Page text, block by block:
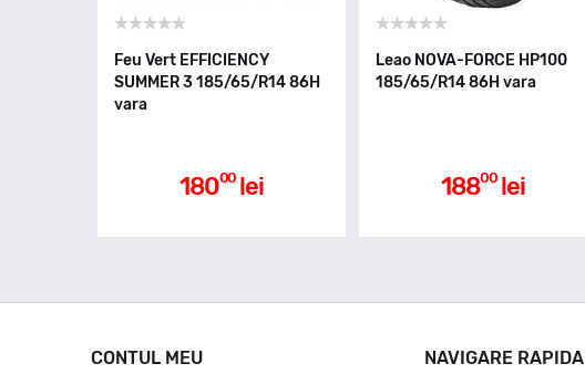
Feu Vert EFFICIENCY
SUMMER 3 185/65/R14 86H
vara
18000 lei
Leao NOVA-FORCE HP100
185/65/R14 86H vara
18800 lei
CONTUL MEU NAVIGARE RAPIDA